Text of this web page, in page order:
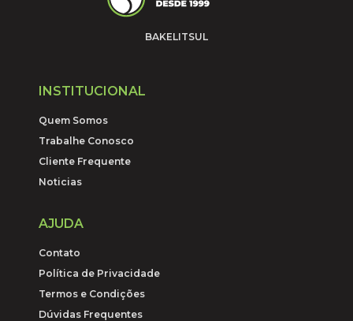
BAKELITSUL
INSTITUCIONAL
Quem Somos
Trabalhe Conosco
Cliente Frequente
Noticias
AJUDA
Contato
Política de Privacidade
Termos e Condições
Dúvidas Frequentes